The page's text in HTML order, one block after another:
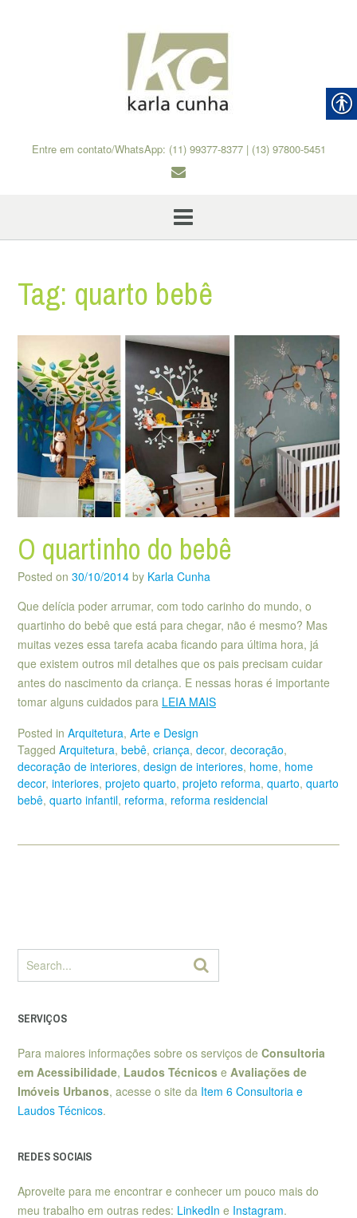
Entre em contato/WhatsApp: (11) 99377-8377 | (13) 97800-5451
Tag: quarto bebê
O quartinho do bebê
Posted on 30/10/2014 by Karla Cunha
Que delícia poder arrumar, com todo carinho do mundo, o
quartinho do bebê que está para chegar, não é mesmo? Mas
muitas vezes essa tarefa acaba ficando para última hora, já
que existem outros mil detalhes que os pais precisam cuidar
antes do nascimento da criança. E nessas horas é importante
tomar alguns cuidados para LEIA MAIS
Posted in Arquitetura, Arte e Design
Tagged Arquitetura, bebê, criança, decor, decoração,
decoração de interiores, design de interiores, home, home
decor, interiores, projeto quarto, projeto reforma, quarto, quarto
bebê, quarto infantil, reforma, reforma residencial
SERVIÇOS
Para maiores informações sobre os serviços de Consultoria
em Acessibilidade, Laudos Técnicos e Avaliações de
Imóveis Urbanos, acesse o site da Item 6 Consultoria e
Laudos Técnicos.
REDES SOCIAIS
Aproveite para me encontrar e conhecer um pouco mais do
meu trabalho em outras redes: LinkedIn e Instagram.